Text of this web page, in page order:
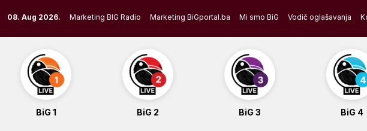
to
content
08. Aug 2026. Marketing BIG Radio Marketing BiGportal.ba Mi smo BiG Vodič oglašavanja
BiG 1 BiG 2 BiG 3 BiG 4